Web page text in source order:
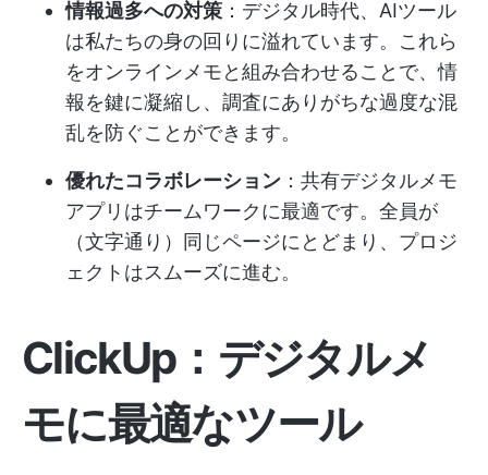
情報過多への対策 ：デジタル時代、AIツール
は私たちの身の回りに溢れています。これら
をオンラインメモと組み合わせることで、情
報を鍵に凝縮し、調査にありがちな過度な混
乱を防ぐことができます。
優れたコラボレーション ：共有デジタルメモ
アプリはチームワークに最適です。全員が
（文字通り）同じページにとどまり、プロジ
ェクトはスムーズに進む。
ClickUp：デジタルメ
モに最適なツール